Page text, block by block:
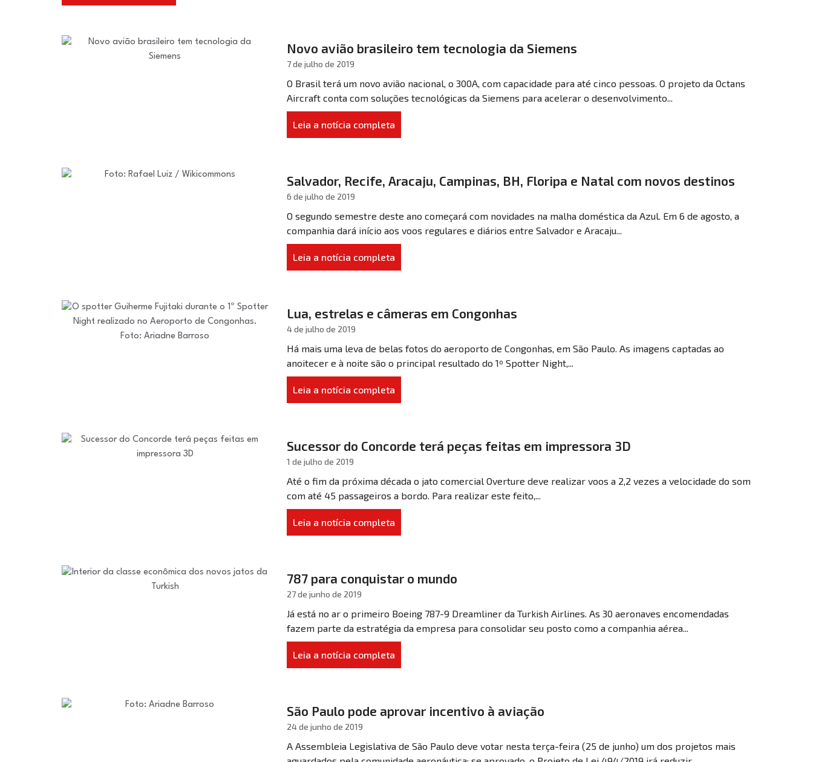
Novo avião brasileiro tem tecnologia da Siemens
7 de julho de 2019
O Brasil terá um novo avião nacional, o 300A, com capacidade para até cinco pessoas. O projeto da Octans
Aircraft conta com soluções tecnológicas da Siemens para acelerar o desenvolvimento...
Leia a notícia completa
Salvador, Recife, Aracaju, Campinas, BH, Floripa e Natal com novos destinos
6 de julho de 2019
O segundo semestre deste ano começará com novidades na malha doméstica da Azul. Em 6 de agosto, a
companhia dará início aos voos regulares e diários entre Salvador e Aracaju...
Leia a notícia completa
Lua, estrelas e câmeras em Congonhas
4 de julho de 2019
Há mais uma leva de belas fotos do aeroporto de Congonhas, em São Paulo. As imagens captadas ao
anoitecer e à noite são o principal resultado do 1º Spotter Night,...
Leia a notícia completa
Sucessor do Concorde terá peças feitas em impressora 3D
1 de julho de 2019
Até o fim da próxima década o jato comercial Overture deve realizar voos a 2,2 vezes a velocidade do som
com até 45 passageiros a bordo. Para realizar este feito,...
Leia a notícia completa
787 para conquistar o mundo
27 de junho de 2019
Já está no ar o primeiro Boeing 787-9 Dreamliner da Turkish Airlines. As 30 aeronaves encomendadas
fazem parte da estratégia da empresa para consolidar seu posto como a companhia aérea...
Leia a notícia completa
São Paulo pode aprovar incentivo à aviação
24 de junho de 2019
A Assembleia Legislativa de São Paulo deve votar nesta terça-feira (25 de junho) um dos projetos mais